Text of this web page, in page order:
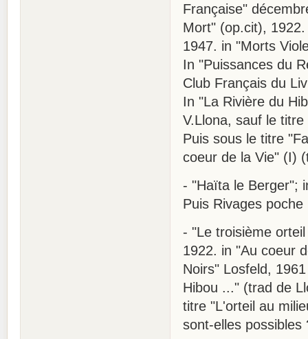
Française"
Mort" (op.cit),
1947. in "Morts
In "Puissances du
Club Français du
In "La Rivière du
V.Llona, sauf le
Puis sous le titre
coeur de la Vie" (I)
- "Haïta le Berger";
Puis Rivages
- "Le troisième
1922. in "Au coeur
Noirs" Losfeld,
Hibou ..." (trad de
titre "L'orteil au
sont-elles possibles